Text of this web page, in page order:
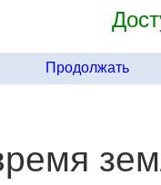
Продолжать